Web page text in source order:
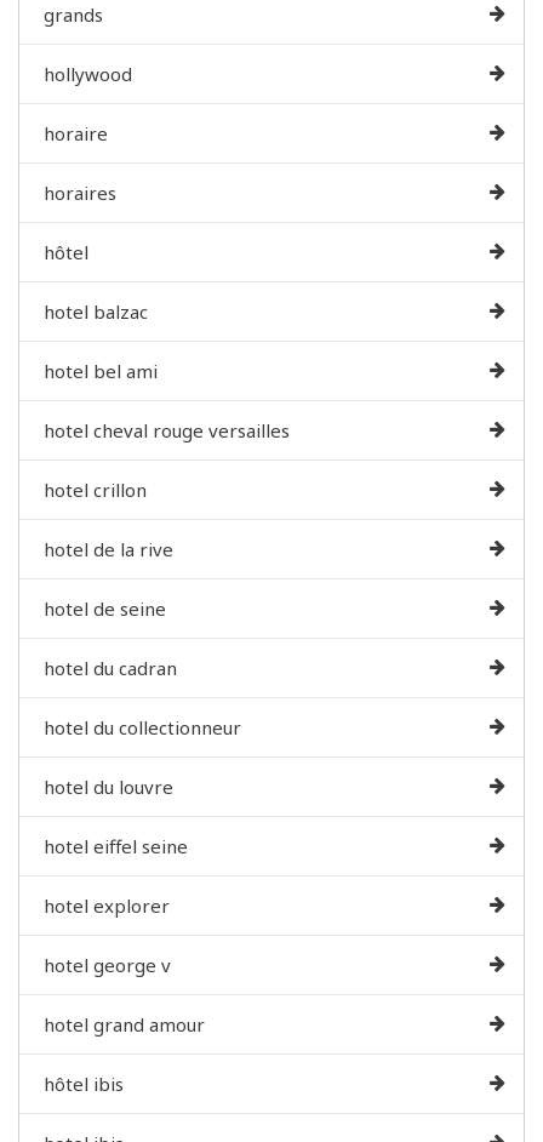
grands
hollywood
horaire
horaires
hôtel
hotel balzac
hotel bel ami
hotel cheval rouge versailles
hotel crillon
hotel de la rive
hotel de seine
hotel du cadran
hotel du collectionneur
hotel du louvre
hotel eiffel seine
hotel explorer
hotel george v
hotel grand amour
hôtel ibis